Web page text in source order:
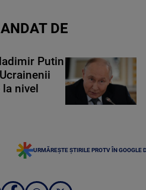
DE
Putin
nivel
URMĂREȘTE ȘTIRILE PROTV ÎN GOOGLE